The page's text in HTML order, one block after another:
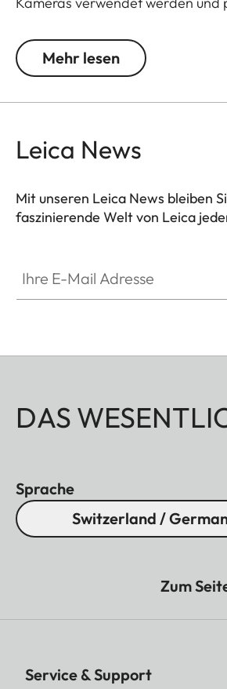
Das Kamera-Zubehör der Leica
- Daumenstütze
- Soft Release Button
- Gegenlichtblende, rund
Die Zubehörteile sind in drei
erhältlich: Aluminium, schwarz
Mehr lesen
Leica News
Mit unseren Leica News bleiben
faszinierende Welt von Leica
DAS
Sprache
Switzerland /
Zum
Service & Support